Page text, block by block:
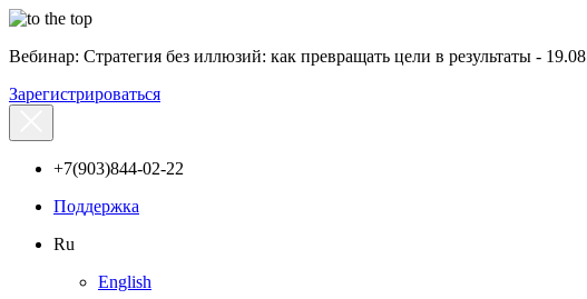
Вебинар: Стратегия без иллюзий: как превращать цели в результаты - 19.08
Зарегистрироваться
+7(903)844-02-22
Поддержка
Ru
English